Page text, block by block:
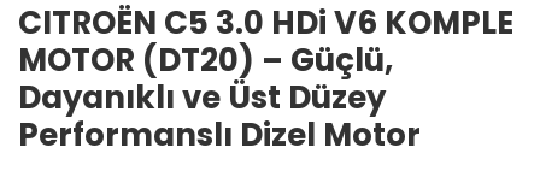
CITROËN C5 3.0 HDi V6 KOMPLE
MOTOR (DT20) – Güçlü,
Dayanıklı ve Üst Düzey
Performanslı Dizel Motor